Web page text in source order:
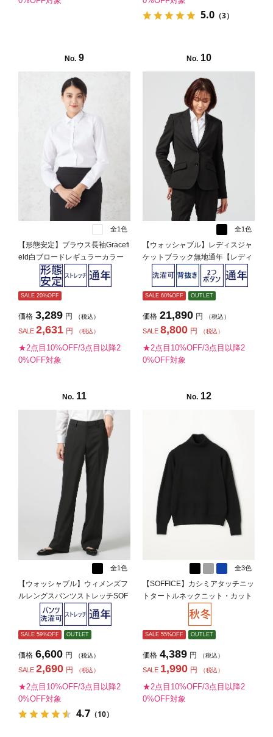
5.0 （3）
No. 9
全1色
【形態安定】ブラウス長袖Gracefi
eld白ブロードレギュラーカラー
無地リクルート通年【レディー
SALE 20%OFF
価格 3,289 円 （税込）
SALE 2,631 円 （税込）
★2点目10%OFF/3点目以降2
0%OFF対象
No. 10
全1色
【ウォッシャブル】レディスジャ
ケットブラック無地通年【レディ
SALE 60%OFF OUTLET
価格 21,890 円 （税込）
SALE 8,800 円 （税込）
★2点目10%OFF/3点目以降2
0%OFF対象
No. 11
全1色
【ウォッシャブル】ウィメンズフ
ルレングスパンツストレッチSOF
FICEブラック無地通年【レディー
SALE 59%OFF OUTLET
価格 6,600 円 （税込）
SALE 2,690 円 （税込）
★2点目10%OFF/3点目以降2
0%OFF対象
4.7 （10）
No. 12
全3色
【SOFFICE】カシミアタッチニッ
トタートルネックニット・カット
ソー長袖ソフィーチェ秋冬【レデ
SALE 55%OFF OUTLET
価格 4,389 円 （税込）
SALE 1,990 円 （税込）
★2点目10%OFF/3点目以降2
0%OFF対象